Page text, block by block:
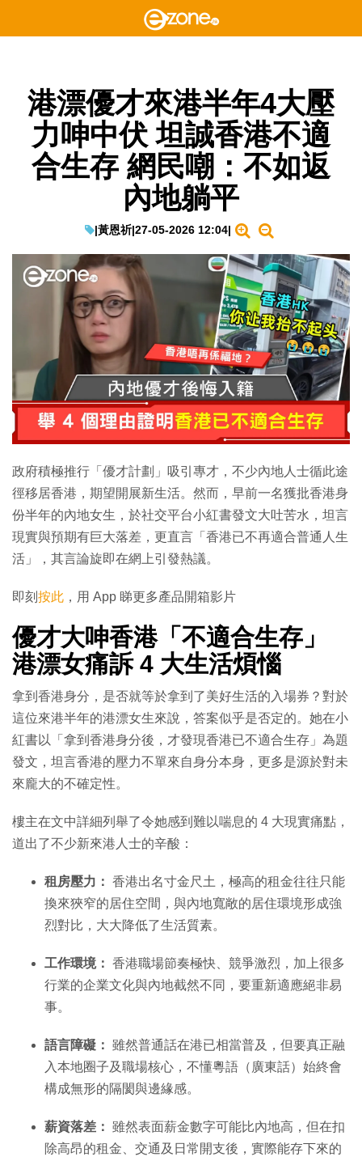
港漂優才來港半年4大壓
力呻中伏 坦誠香港不適
合生存 網民嘲：不如返
內地躺平
|黃恩祈|27-05-2026 12:04|
政府積極推行「優才計劃」吸引專才，不少內地人士循此途
徑移居香港，期望開展新生活。然而，早前一名獲批香港身
份半年的內地女生，於社交平台小紅書發文大吐苦水，坦言
現實與預期有巨大落差，更直言「香港已不再適合普通人生
活」，其言論旋即在網上引發熱議。
即刻 按此 ，用 App 睇更多產品開箱影片
優才大呻香港「不適合生存」
港漂女痛訴 4 大生活煩惱
拿到香港身分，是否就等於拿到了美好生活的入場券？對於
這位來港半年的港漂女生來說，答案似乎是否定的。她在小
紅書以「拿到香港身分後，才發現香港已不適合生存」為題
發文，坦言香港的壓力不單來自身分本身，更多是源於對未
來龐大的不確定性。
樓主在文中詳細列舉了令她感到難以喘息的 4 大現實痛點，
道出了不少新來港人士的辛酸：
租房壓力： 香港出名寸金尺土，極高的租金往往只能
換來狹窄的居住空間，與內地寬敞的居住環境形成強
烈對比，大大降低了生活質素。
工作環境： 香港職場節奏極快、競爭激烈，加上很多
行業的企業文化與內地截然不同，要重新適應絕非易
事。
語言障礙： 雖然普通話在港已相當普及，但要真正融
入本地圈子及職場核心，不懂粵語（廣東話）始終會
構成無形的隔閡與邊緣感。
薪資落差： 雖然表面薪金數字可能比內地高，但在扣
除高昂的租金、交通及日常開支後，實際能存下來的